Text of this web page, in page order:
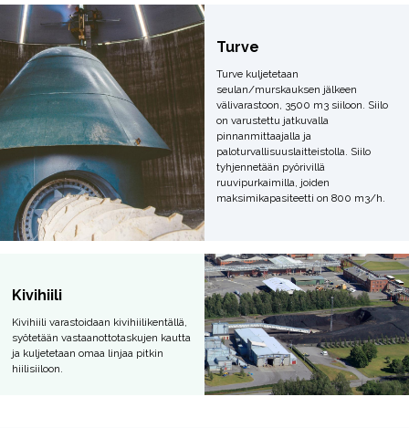
Turve
Turve kuljetetaan
seulan/murskauksen jälkeen
välivarastoon, 3500 m3 siiloon. Siilo
on varustettu jatkuvalla
pinnanmittaajalla ja
paloturvallisuuslaitteistolla. Siilo
tyhjennetään pyörivillä
ruuvipurkaimilla, joiden
maksimikapasiteetti on 800 m3/h.
Kivihiili
Kivihiili varastoidaan kivihiilikentällä,
syötetään vastaanottotaskujen kautta
ja kuljetetaan omaa linjaa pitkin
hiilisiiloon.